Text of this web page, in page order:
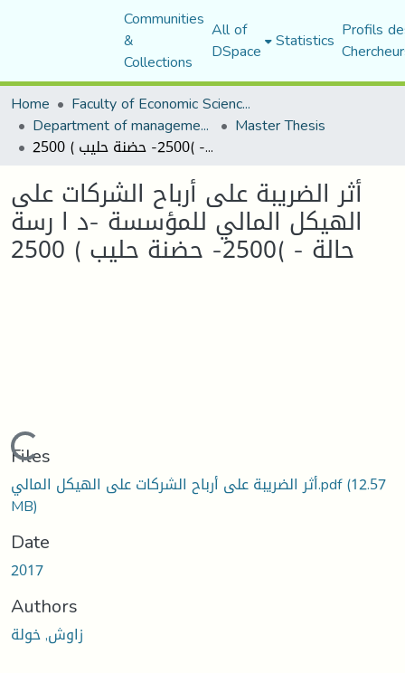
Communities
&
Collections
All of
DSpace Statistics Profils
Home
Faculty of Economic Sciences, Commerce and Management Sciences
Department of management sciences Master Thesis
أثر الضريبة على أرباح الشركات على الهيكل المالي للمؤسسة -د ا رسة حالة - )2500- حضنة حليب ) 2500
أثر الضريبة على أرباح الشركات على
الهيكل المالي للمؤسسة -د ا رسة
حالة - )2500- حضنة حليب ) 2500
Loading...
Files
أثر الضريبة على أرباح الشركات على الهيكل المالي.pdf(12.57
MB)
Date
2017
Authors
زاوش, خولة